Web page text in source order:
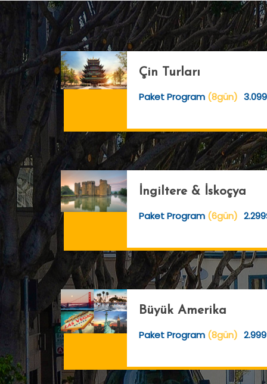
Çin Turları
Paket Program (8gün)
İngiltere & İskoçya
Paket Program (6gün)
Büyük Amerika
Paket Program (8gün)